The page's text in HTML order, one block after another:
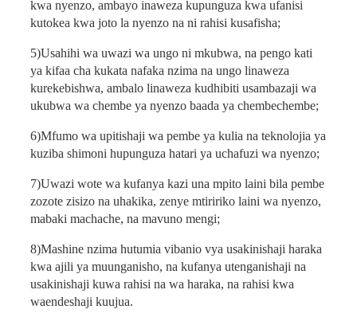
kwa nyenzo, ambayo inaweza kupunguza kwa ufanisi
kutokea kwa joto la nyenzo na ni rahisi kusafisha;
5)Usahihi wa uwazi wa ungo ni mkubwa, na pengo kati
ya kifaa cha kukata nafaka nzima na ungo linaweza
kurekebishwa, ambalo linaweza kudhibiti usambazaji wa
ukubwa wa chembe ya nyenzo baada ya chembechembe;
6)Mfumo wa upitishaji wa pembe ya kulia na teknolojia ya
kuziba shimoni hupunguza hatari ya uchafuzi wa nyenzo;
7)Uwazi wote wa kufanya kazi una mpito laini bila pembe
zozote zisizo na uhakika, zenye mtiririko laini wa nyenzo,
mabaki machache, na mavuno mengi;
8)Mashine nzima hutumia vibanio vya usakinishaji haraka
kwa ajili ya muunganisho, na kufanya utenganishaji na
usakinishaji kuwa rahisi na wa haraka, na rahisi kwa
waendeshaji kuujua.